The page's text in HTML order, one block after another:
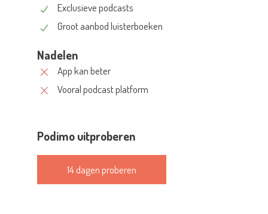
Exclusieve podcasts
Groot aanbod luisterboeken
Nadelen
App kan beter
Vooral podcast platform
Podimo uitproberen
14 dagen proberen